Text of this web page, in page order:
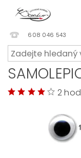
608 046 543
2